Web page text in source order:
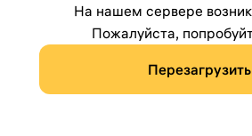
На нашем сервере
Пожалуйста,
Перезагрузить